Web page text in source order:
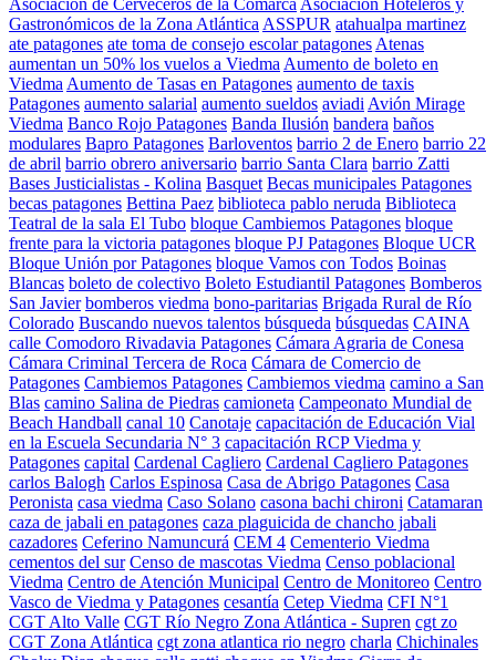
Asociación de Cerveceros de la Comarca Asociación Hoteleros y
Gastronómicos de la Zona Atlántica ASSPUR atahualpa martinez
ate patagones ate toma de consejo escolar patagones Atenas
aumentan un 50% los vuelos a Viedma Aumento de boleto en
Viedma Aumento de Tasas en Patagones aumento de taxis
Patagones aumento salarial aumento sueldos aviadi Avión Mirage
Viedma Banco Rojo Patagones Banda Ilusión bandera baños
modulares Bapro Patagones Barloventos barrio 2 de Enero barrio 22
de abril barrio obrero aniversario barrio Santa Clara barrio Zatti
Bases Justicialistas - Kolina Basquet Becas municipales Patagones
becas patagones Bettina Paez biblioteca pablo neruda Biblioteca
Teatral de la sala El Tubo bloque Cambiemos Patagones bloque
frente para la victoria patagones bloque PJ Patagones Bloque UCR
Bloque Unión por Patagones bloque Vamos con Todos Boinas
Blancas boleto de colectivo Boleto Estudiantil Patagones Bomberos
San Javier bomberos viedma bono-paritarias Brigada Rural de Río
Colorado Buscando nuevos talentos búsqueda búsquedas CAINA
calle Comodoro Rivadavia Patagones Cámara Agraria de Conesa
Cámara Criminal Tercera de Roca Cámara de Comercio de
Patagones Cambiemos Patagones Cambiemos viedma camino a San
Blas camino Salina de Piedras camioneta Campeonato Mundial de
Beach Handball canal 10 Canotaje capacitación de Educación Vial
en la Escuela Secundaria N° 3 capacitación RCP Viedma y
Patagones capital Cardenal Cagliero Cardenal Cagliero Patagones
carlos Balogh Carlos Espinosa Casa de Abrigo Patagones Casa
Peronista casa viedma Caso Solano casona bachi chironi Catamaran
caza de jabali en patagones caza plaguicida de chancho jabali
cazadores Ceferino Namuncurá CEM 4 Cementerio Viedma
cementos del sur Censo de mascotas Viedma Censo poblacional
Viedma Centro de Atención Municipal Centro de Monitoreo Centro
Vasco de Viedma y Patagones cesantía Cetep Viedma CFI N°1
CGT Alto Valle CGT Río Negro Zona Atlántica - Supren cgt zo
CGT Zona Atlántica cgt zona atlantica rio negro charla Chichinales